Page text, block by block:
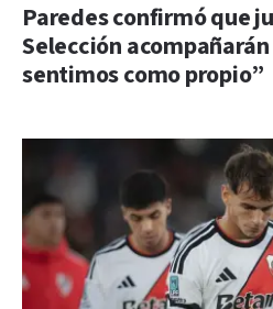
Paredes confirmó que
Selección
sentimos como propio”